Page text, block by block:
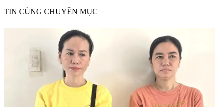
TIN CÙNG CHUYÊN MỤC